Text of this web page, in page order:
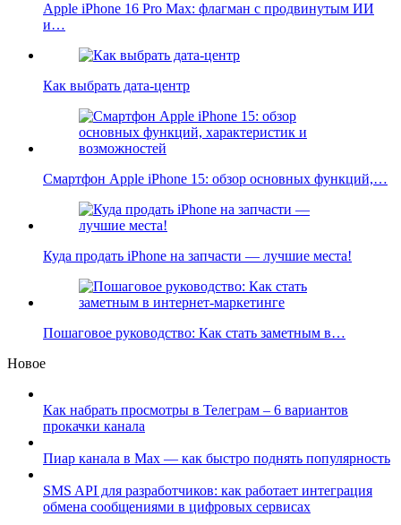
Apple iPhone 16 Pro Max: флагман с продвинутым ИИ
и…
Как выбрать дата-центр
Смартфон Apple iPhone 15: обзор основных функций,…
Куда продать iPhone на запчасти — лучшие места!
Пошаговое руководство: Как стать заметным в…
Новое
Как набрать просмотры в Телеграм – 6 вариантов
прокачки канала
Пиар канала в Max — как быстро поднять популярность
SMS API для разработчиков: как работает интеграция
обмена сообщениями в цифровых сервисах